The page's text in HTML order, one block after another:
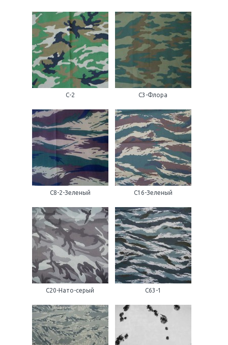
C-2 C3-Флора
C8-2-Зеленый C16-Зеленый
C20-Нато-серый C63-1